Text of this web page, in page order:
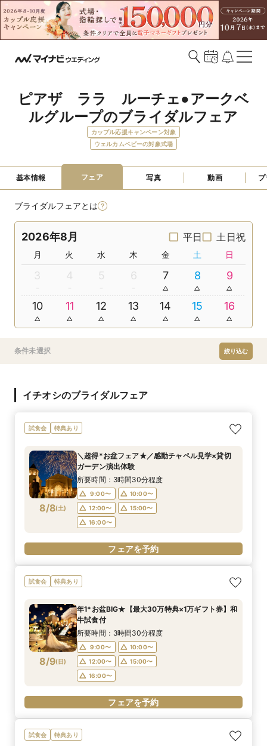
ピアザ　ララ　ルーチェ●アークベ
ルグループのブライダルフェア
カップル応援キャンペーン対象
ウェルカムベビーの対象式場
基本情報 フェア 写真 動画
ブライダルフェアとは
2026年8月 平日 土日祝
月 火 水 木 金 土 日
3 4 5 6 7 8 9
10 11 12 13 14 15 16
条件未選択 絞り込む
イチオシのブライダルフェア
試食会 特典あり
8/8(土)
＼超得*お盆フェア★／感動チャペル見学×貸切
ガーデン演出体験
所要時間：3時間30分程度
9:00〜
10:00〜
12:00〜
15:00〜
16:00〜
フェアを予約
試食会 特典あり
8/9(日)
年1*お盆BIG★【最大30万特典×1万ギフト券】和
牛試食付
所要時間：3時間30分程度
9:00〜
10:00〜
12:00〜
15:00〜
16:00〜
フェアを予約
試食会 特典あり